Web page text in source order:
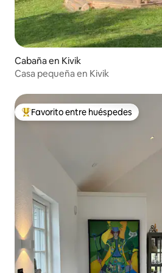
Cabaña en Kivik
Casa pequeña en Kivik
Favorito entre los huéspedes más
Favorito entre huéspedes